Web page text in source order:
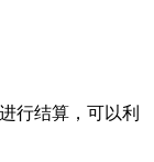
行结算，可以利